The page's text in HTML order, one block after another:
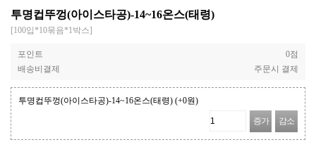
투명컵뚜껑(아이스타공)-14~16온스(태령)
[100입*10묶음*1박스]
포인트
0점
배송비결제
주문시 결제
투명컵뚜껑(아이스타공)-14~16온스(태령) (+0원)
증가 감소